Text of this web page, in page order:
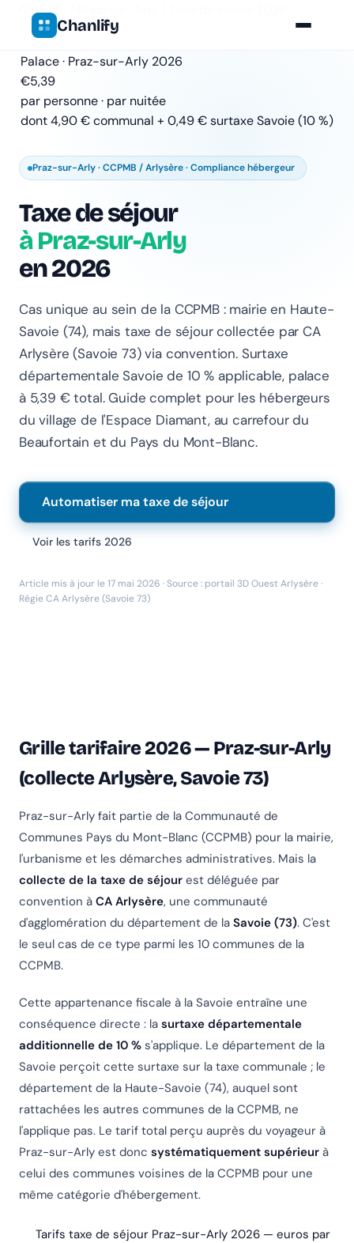
Chanlify
Chanlify
Praz-sur-Arly · CCPMB / Arlysère · Compliance hébergeur
Taxe de séjour
à Praz-sur-Arly
en 2026
Cas unique au sein de la CCPMB : mairie en Haute-
Savoie (74), mais taxe de séjour collectée par CA
Arlysère (Savoie 73) via convention. Surtaxe
départementale Savoie de 10 % applicable, palace
à 5,39 € total. Guide complet pour les hébergeurs
du village de l'Espace Diamant, au carrefour du
Beaufortain et du Pays du Mont-Blanc.
Automatiser ma taxe de séjour
Voir les tarifs 2026
Article mis à jour le 17 mai 2026 · Source : portail 3D Ouest Arlysère ·
Régie CA Arlysère (Savoie 73)
Palace · Praz-sur-Arly 2026
€5,39
par personne · par nuitée
dont 4,90 € communal + 0,49 € surtaxe Savoie (10 %)
Grille tarifaire 2026 — Praz-sur-Arly
(collecte Arlysère, Savoie 73)
Praz-sur-Arly fait partie de la Communauté de
Communes Pays du Mont-Blanc (CCPMB) pour la mairie,
l'urbanisme et les démarches administratives. Mais la
collecte de la taxe de séjour est déléguée par
convention à CA Arlysère, une communauté
d'agglomération du département de la Savoie (73). C'est
le seul cas de ce type parmi les 10 communes de la
CCPMB.
Cette appartenance fiscale à la Savoie entraîne une
conséquence directe : la surtaxe départementale
additionnelle de 10 % s'applique. Le département de la
Savoie perçoit cette surtaxe sur la taxe communale ; le
département de la Haute-Savoie (74), auquel sont
rattachées les autres communes de la CCPMB, ne
l'applique pas. Le tarif total perçu auprès du voyageur à
Praz-sur-Arly est donc systématiquement supérieur à
celui des communes voisines de la CCPMB pour une
même catégorie d'hébergement.
Tarifs taxe de séjour Praz-sur-Arly 2026 — euros par
Chanlify Assistant
En ligne · Online